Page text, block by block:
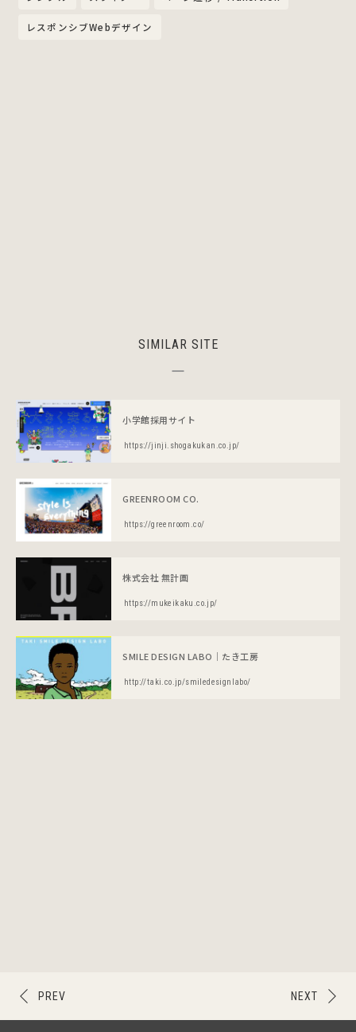
レスポンシブWebデザイン
SIMILAR SITE
小学館採用サイト
https://jinji.shogakukan.co.jp/
GREENROOM CO.
https://greenroom.co/
株式会社 無計画
https://mukeikaku.co.jp/
SMILE DESIGN LABO｜たき工房
http://taki.co.jp/smiledesignlabo/
NEXT
PREV